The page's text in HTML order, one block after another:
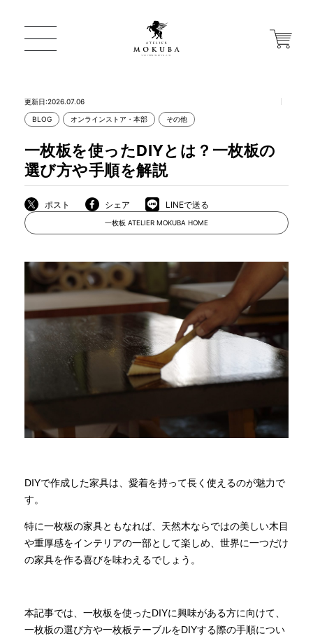
店舗から探す
一枚板 ATELIER MOKUBA HOME
MOKUBA について
商品情報
直営店
イベント
全商品一覧
新入荷情報
納品事例
更新日:2026.07.06
BLOG オンラインストア・本部 その他
一枚板を使ったDIYとは？一枚板の
選び方や手順を解説
ポスト シェア LINEで送る
一枚板 ATELIER MOKUBA HOME
DIYで作成した家具は、愛着を持って長く使えるのが魅力で
す。
特に一枚板の家具ともなれば、天然木ならではの美しい木目
や重厚感をインテリアの一部として楽しめ、世界に一つだけ
の家具を作る喜びを味わえるでしょう。
本記事では、一枚板を使ったDIYに興味がある方に向けて、
一枚板の選び方や一枚板テーブルをDIYする際の手順につい